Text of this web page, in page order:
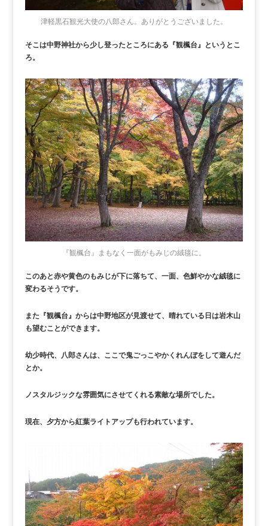
津軽黒石観光大使の八郎さん。ありがとうございました。
そこは中野神社から少し登ったところにある『観楓台』というとこ
ろ。
『観楓台』まもなく一面がもみじの絨毯に。
このあと赤や黄色のもみじが下に落ちて、一面、色鮮やかな絨毯に
変わるそうです。
また『観楓台』からは中野地区が見渡せて、晴れている日は岩木山
も望むことができます。
幼少時代、八郎さんは、ここで鬼ごっこやかくれんぼをして遊んだ
とか。
ノスタルジックな雰囲気にさせてくれる素敵な場所でした。
現在、夕方から紅葉ライトアップも行われています。